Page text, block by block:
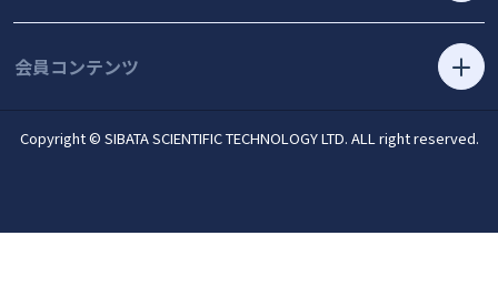
会員コンテンツ
Copyright © SIBATA SCIENTIFIC TECHNOLOGY LTD. ALL right reserved.